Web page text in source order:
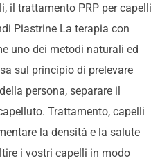
il trattamento PRP per capelli
Piastrine La terapia con
uno dei metodi naturali ed
sul principio di prelevare
persona, separare il
Trattamento, capelli
la densità e la salute
i vostri capelli in modo